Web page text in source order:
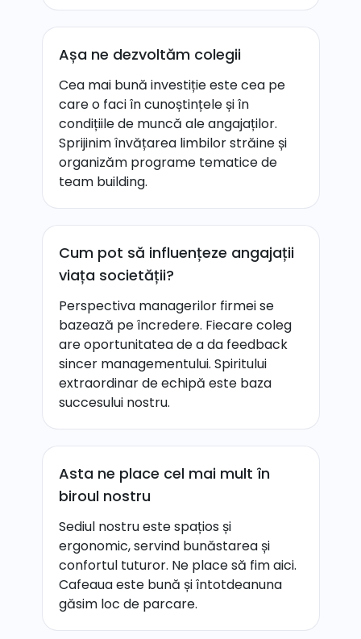
Așa ne dezvoltăm colegii
Cea mai bună investiție este cea pe
care o faci în cunoștințele și în
condițiile de muncă ale angajaților.
Sprijinim învățarea limbilor străine și
organizăm programe tematice de
team building.
Cum pot să influențeze angajații
viața societății?
Perspectiva managerilor firmei se
bazează pe încredere. Fiecare coleg
are oportunitatea de a da feedback
sincer managementului. Spiritului
extraordinar de echipă este baza
succesului nostru.
Asta ne place cel mai mult în
biroul nostru
Sediul nostru este spațios și
ergonomic, servind bunăstarea și
confortul tuturor. Ne place să fim aici.
Cafeaua este bună și întotdeanuna
găsim loc de parcare.